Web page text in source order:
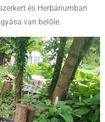
és Herbáriumban
van belőle.